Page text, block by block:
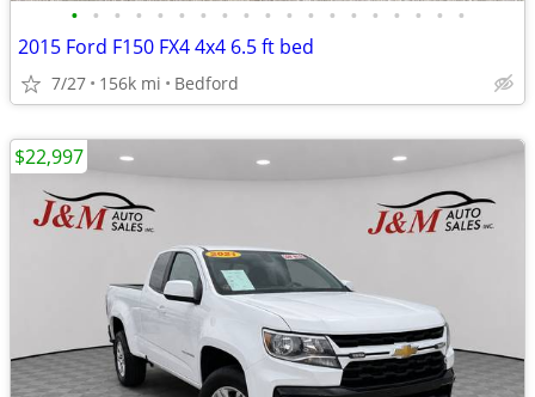
• • • • • • • • • • • • • • • • • • •
2015 Ford F150 FX4 4x4 6.5 ft bed
7/27 156k mi Bedford
$22,997